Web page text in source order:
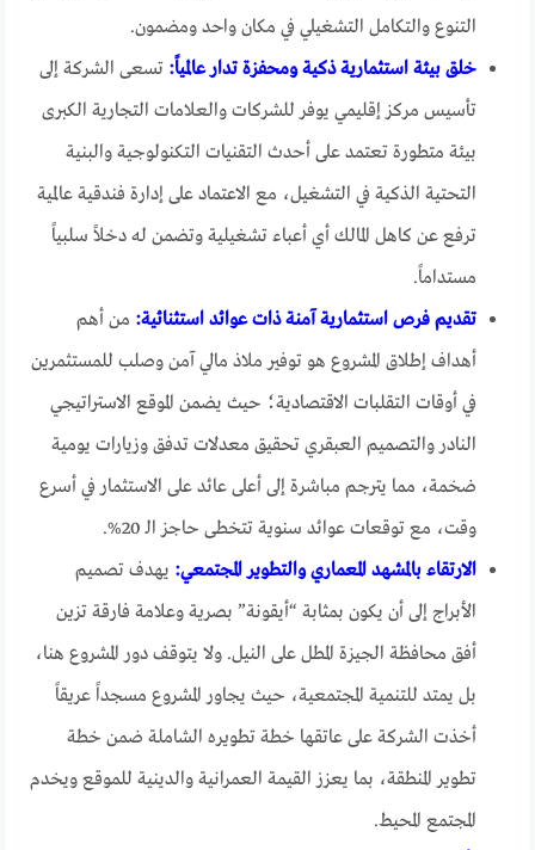
التنوع والتكامل التشغيلي في مكان واحد ومضمون.
خلق بيئة استثمارية ذكية ومحفزة تدار عالمياً: تسعى الشركة إلى
تأسيس مركز إقليمي يوفر للشركات والعلامات التجارية الكبرى
بيئة متطورة تعتمد على أحدث التقنيات التكنولوجية والبنية
التحتية الذكية في التشغيل، مع الاعتماد على إدارة فندقية عالمية
ترفع عن كاهل المالك أي أعباء تشغيلية وتضمن له دخلاً سلبياً
مستداماً.
تقديم فرص استثمارية آمنة ذات عوائد استثنائية: من أهم
أهداف إطلاق المشروع هو توفير ملاذ مالي آمن وصلب للمستثمرين
في أوقات التقلبات الاقتصادية؛ حيث يضمن الموقع الاستراتيجي
النادر والتصميم العبقري تحقيق معدلات تدفق وزيارات يومية
ضخمة، مما يترجم مباشرة إلى أعلى عائد على الاستثمار في أسرع
وقت، مع توقعات عوائد سنوية تتخطى حاجز الـ 20%.
الارتقاء بالمشهد المعماري والتطوير المجتمعي: يهدف تصميم
الأبراج إلى أن يكون بمثابة “أيقونة” بصرية وعلامة فارقة تزين
أفق محافظة الجيزة المطل على النيل. ولا يتوقف دور المشروع هنا،
بل يمتد للتنمية المجتمعية، حيث يجاور المشروع مسجداً عريقاً
أخذت الشركة على عاتقها خطة تطويره الشاملة ضمن خطة
تطوير المنطقة، بما يعزز القيمة العمرانية والدينية للموقع ويخدم
المجتمع المحيط.